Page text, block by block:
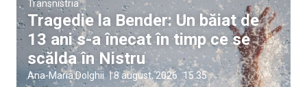
Transnistria
Tragedie la Bender: Un băiat de
13 ani s-a înecat în timp ce se
scălda în Nistru
Ana-Maria Dolghii |8 august, 2026 15:35